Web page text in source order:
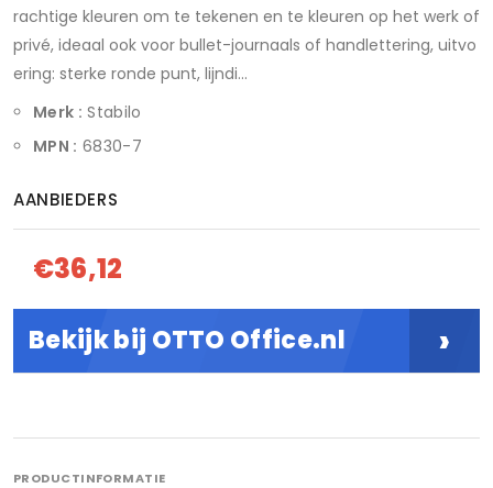
rachtige kleuren om te tekenen en te kleuren op het werk of
privé, ideaal ook voor bullet-journaals of handlettering, uitvo
ering: sterke ronde punt, lijndi...
Merk : Stabilo
MPN : 6830-7
AANBIEDERS
€36,12
Bekijk bij OTTO Office.nl ›
PRODUCTINFORMATIE